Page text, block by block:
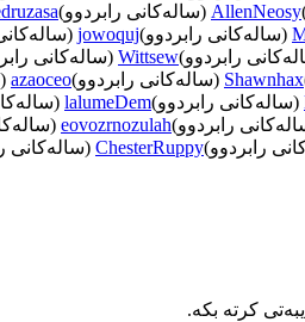
AllenNeosy (ساله‌كانی رابردوو)
(ساله‌كانی رابردوو)jowoquj
رابردوو)Wittsew (ساله‌كانی
Shawnhax (ساله‌كانی رابردوو)azaoceo
(ساله‌كانی رابردوو)lalumeDem
رابردوو)eovozrnozulah
رابردوو)ChesterRuppy (ساله‌كانی
كرته‌ بكه‌.